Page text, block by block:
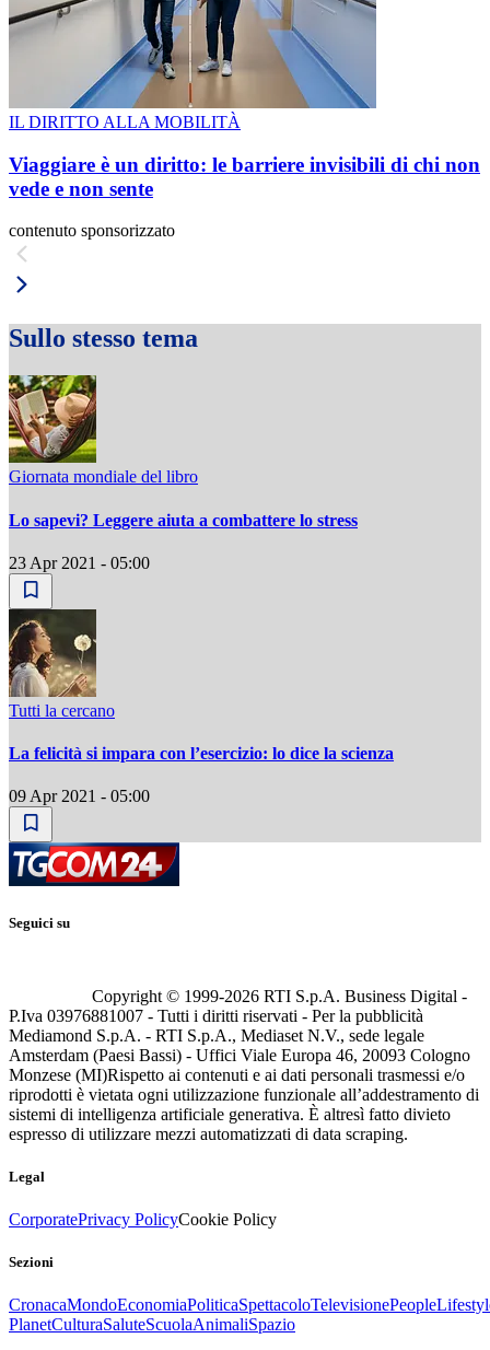
IL DIRITTO ALLA MOBILITÀ
Viaggiare è un diritto: le barriere invisibili di chi non
vede e non sente
contenuto sponsorizzato
Sullo stesso tema
Giornata mondiale del libro
Lo sapevi? Leggere aiuta a combattere lo stress
23 Apr 2021 - 05:00
Tutti la cercano
La felicità si impara con l’esercizio: lo dice la scienza
09 Apr 2021 - 05:00
Seguici su
Copyright © 1999-2026 RTI S.p.A. Business Digital -
P.Iva 03976881007 - Tutti i diritti riservati - Per la pubblicità
Mediamond S.p.A. - RTI S.p.A., Mediaset N.V., sede legale
Amsterdam (Paesi Bassi) - Uffici Viale Europa 46, 20093 Cologno
Monzese (MI)Rispetto ai contenuti e ai dati personali trasmessi e/o
riprodotti è vietata ogni utilizzazione funzionale all’addestramento di
sistemi di intelligenza artificiale generativa. È altresì fatto divieto
espresso di utilizzare mezzi automatizzati di data scraping.
Legal
CorporatePrivacy PolicyCookie Policy
Sezioni
CronacaMondoEconomiaPoliticaSpettacoloTelevisionePeople
PlanetCulturaSaluteScuolaAnimaliSpazio